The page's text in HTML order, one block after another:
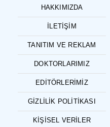
HAKKIMIZDA
İLETIŞIM
TANITIM VE REKLAM
DOKTORLARIMIZ
EDITÖRLERIMIZ
GIZLILIK POLITIKASI
KIŞISEL VERILER